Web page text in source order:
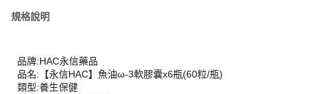
規格說明
品牌:HAC永信藥品
品名:【永信HAC】魚油ω-3軟膠囊x6瓶(60粒/瓶)
類型:養生保健